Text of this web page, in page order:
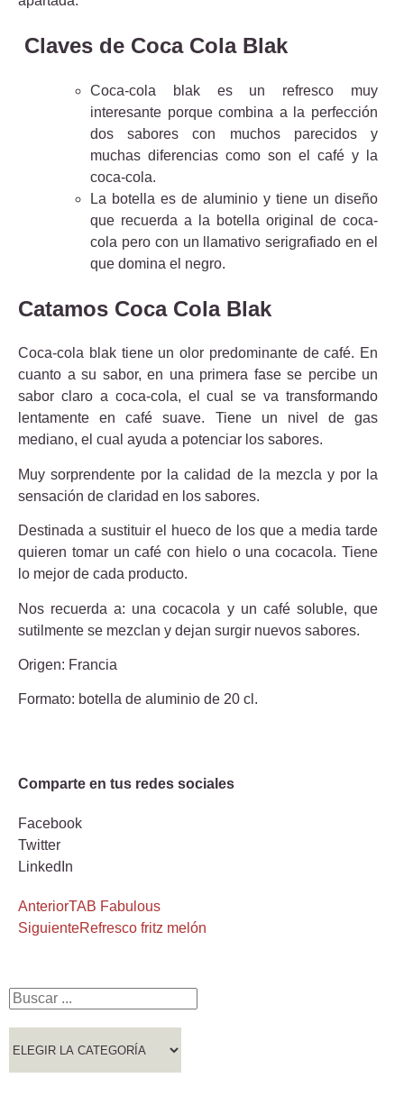
Claves de Coca Cola Blak
Coca-cola blak es un refresco muy
interesante porque combina a la perfección
dos sabores con muchos parecidos y
muchas diferencias como son el café y la
coca-cola.
La botella es de aluminio y tiene un diseño
que recuerda a la botella original de coca-
cola pero con un llamativo serigrafiado en el
que domina el negro.
Catamos Coca Cola Blak
Coca-cola blak tiene un olor predominante de café. En
cuanto a su sabor, en una primera fase se percibe un
sabor claro a coca-cola, el cual se va transformando
lentamente en café suave. Tiene un nivel de gas
mediano, el cual ayuda a potenciar los sabores.
Muy sorprendente por la calidad de la mezcla y por la
sensación de claridad en los sabores.
Destinada a sustituir el hueco de los que a media tarde
quieren tomar un café con hielo o una cocacola. Tiene
lo mejor de cada producto.
Nos recuerda a: una cocacola y un café soluble, que
sutilmente se mezclan y dejan surgir nuevos sabores.
Origen: Francia
Formato: botella de aluminio de 20 cl.
Comparte en tus redes sociales
Facebook
Twitter
LinkedIn
AnteriorTAB Fabulous
SiguienteRefresco fritz melón